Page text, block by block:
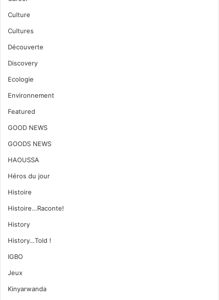
Culture
Cultures
Découverte
Discovery
Ecologie
Environnement
Featured
GOOD NEWS
GOODS NEWS
HAOUSSA
Héros du jour
Histoire
Histoire…Raconte!
History
History…Told !
IGBO
Jeux
Kinyarwanda